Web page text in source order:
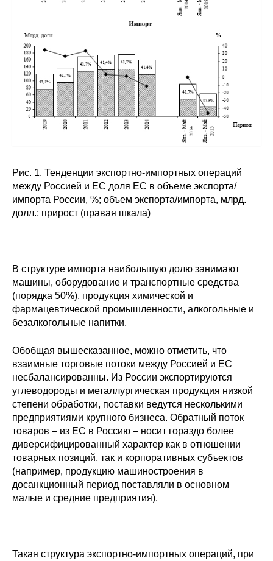
Рис. 1. Тенденции экспортно-импортных операций
между Россией и ЕС доля ЕС в объеме экспорта/
импорта России, %; объем экспорта/импорта, млрд.
долл.; прирост (правая шкала)
В структуре импорта наибольшую долю занимают
машины, оборудование и транспортные средства
(порядка 50%), продукция химической и
фармацевтической промышленности, алкогольные и
безалкогольные напитки.
Обобщая вышесказанное, можно отметить, что
взаимные торговые потоки между Россией и ЕС
несбалансированны. Из России экспортируются
углеводороды и металлургическая продукция низкой
степени обработки, поставки ведутся несколькими
предприятиями крупного бизнеса. Обратный поток
товаров – из ЕС в Россию – носит гораздо более
диверсифицированный характер как в отношении
товарных позиций, так и корпоративных субъектов
(например, продукцию машиностроения в
досанкционный период поставляли в основном
малые и средние предприятия).
Такая структура экспортно-импортных операций, при